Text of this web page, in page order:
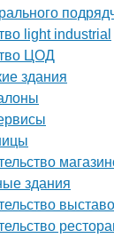
light industrial
ЦОД
здания
здания